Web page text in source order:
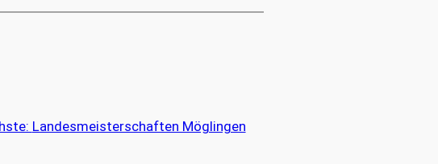
Landesmeisterschaften Möglingen